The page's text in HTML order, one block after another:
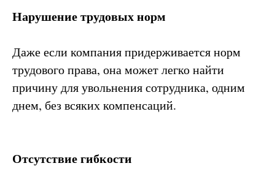
Нарушение трудовых норм
Даже если компания придерживается норм
трудового права, она может легко найти
причину для увольнения сотрудника, одним
днем, без всяких компенсаций.
Отсутствие гибкости